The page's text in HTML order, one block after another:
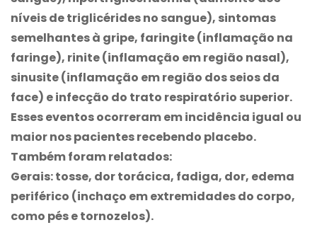
níveis de triglicérides no sangue), sintomas
semelhantes à gripe, faringite (inflamação na
faringe), rinite (inflamação em região nasal),
sinusite (inflamação em região dos seios da
face) e infecção do trato respiratório superior.
Esses eventos ocorreram em incidência igual ou
maior nos pacientes recebendo placebo.
Também foram relatados:
Gerais: tosse, dor torácica, fadiga, dor, edema
periférico (inchaço em extremidades do corpo,
como pés e tornozelos).